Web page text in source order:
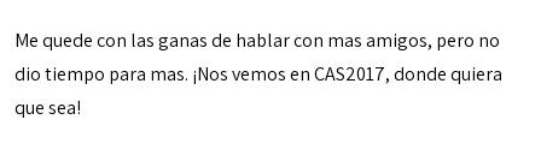
Me quede con las ganas de hablar con mas amigos, pero no
dio tiempo para mas. ¡Nos vemos en CAS2017, donde quiera
que sea!